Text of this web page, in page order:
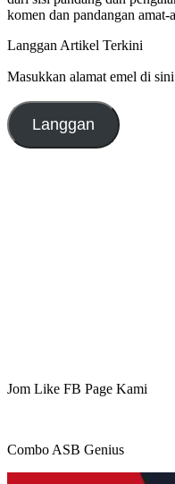
komen dan pandangan
Langgan Artikel Terkini
Masukkan alamat emel di sini
Langgan
Jom Like FB Page Kami
Combo ASB Genius